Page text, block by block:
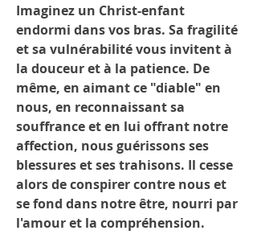
Imaginez un Christ-enfant
endormi dans vos bras. Sa fragilité
et sa vulnérabilité vous invitent à
la douceur et à la patience. De
même, en aimant ce "diable" en
nous, en reconnaissant sa
souffrance et en lui offrant notre
affection, nous guérissons ses
blessures et ses trahisons. Il cesse
alors de conspirer contre nous et
se fond dans notre être, nourri par
l'amour et la compréhension.